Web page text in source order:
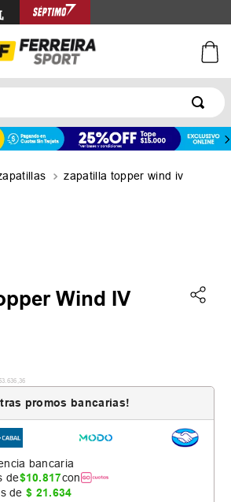
zapatilla topper wind iv
Wind IV
636 36
promos bancarias!
bancaria
de$10.817con
de$ 21.634